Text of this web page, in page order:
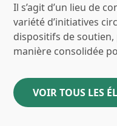
Il s’agit d’un lieu de
variété d’initiatives
dispositifs de
manière consolidée
VOIR TOUS LES